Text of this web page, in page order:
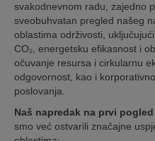
svakodnevnom radu, zajedno
sveobuhvatan pregled našeg
oblastima održivosti,
CO₂, energetsku efikasnost i
očuvanje resursa i cirkularnu
odgovornost, kao i
poslovanja.
Naš napredak na prvi pogled
smo već ostvarili značajne